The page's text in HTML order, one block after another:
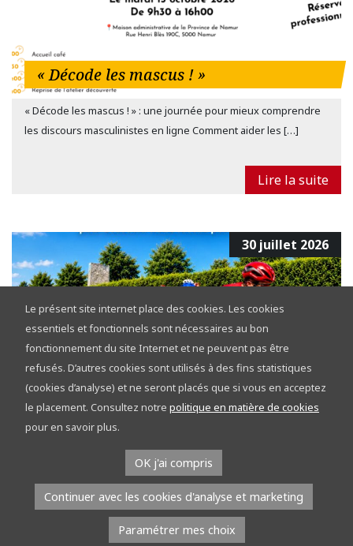
« Décode les mascus ! »
« Décode les mascus ! » : une journée pour mieux comprendre
les discours masculinistes en ligne Comment aider les […]
Lire la suite
30 juillet 2026
Tour de la Province de Namur 2026 :
découvrez le réseau points-nœuds sur les
étapes
À l’occasion du Tour de la Province de Namur, l’équipe du réseau
points-nœuds part à la rencontre du public. Du […]
Le présent site internet place des cookies. Les cookies
essentiels et fonctionnels sont nécessaires au bon
fonctionnement du site Internet et ne peuvent pas être
refusés. D’autres cookies sont utilisés à des fins statistiques
(cookies d’analyse) et ne seront placés que si vous en acceptez
le placement. Consultez notre politique en matière de cookies
pour en savoir plus.
OK j'ai compris
Continuer avec les cookies d'analyse et marketing
Paramétrer mes choix